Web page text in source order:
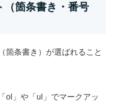
箇条書き・番号
箇条書き）が選ばれること
ol」や「ul」でマークアッ